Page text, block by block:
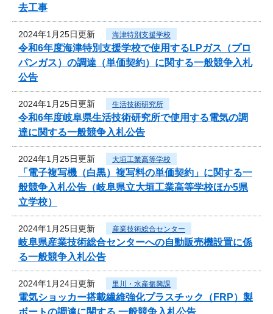
去工事
2024年1月25日更新 海津特別支援学校
令和6年度海津特別支援学校で使用するLPガス（プロ
パンガス）の調達（単価契約）に関する一般競争入札
公告
2024年1月25日更新 生活技術研究所
令和6年度岐阜県生活技術研究所で使用する電気の調
達に関する一般競争入札公告
2024年1月25日更新 大垣工業高等学校
「電子複写機（白黒）複写料の単価契約」に関する一
般競争入札公告（岐阜県立大垣工業高等学校ほか5県
立学校）
2024年1月25日更新 産業技術総合センター
岐阜県産業技術総合センターへの自動販売機設置に係
る一般競争入札公告
2024年1月24日更新 里川・水産振興課
電気ショッカー搭載繊維強化プラスチック（FRP）製
ボートの調達に関する 一般競争入札公告